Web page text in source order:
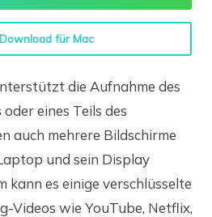
Download für Mac
die Aufnahme des
eines Teils des
auch mehrere Bildschirme
und sein Display
kann es einige verschlüsselte
Videos wie YouTube, Netflix,